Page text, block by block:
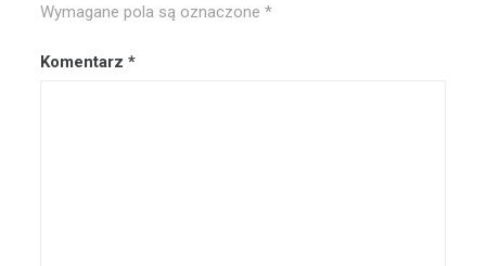
Wymagane pola są oznaczone*
Komentarz*